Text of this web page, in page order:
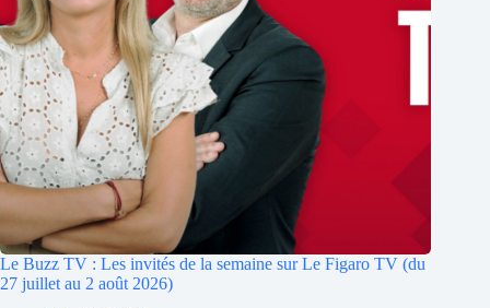
Le Buzz TV : Les invités de la semaine sur Le Figaro TV (du
27 juillet au 2 août 2026)